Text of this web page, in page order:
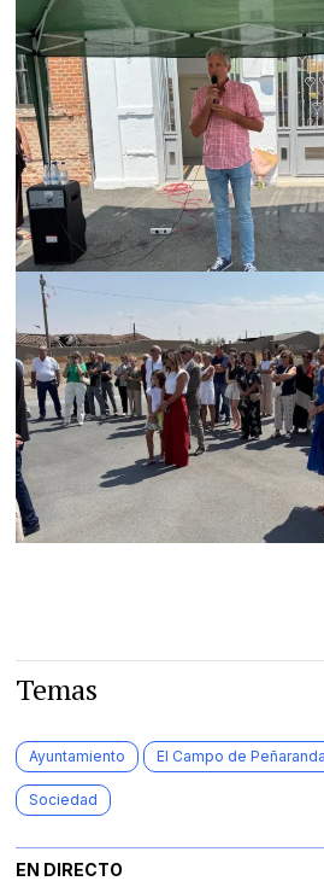
Temas
Ayuntamiento El Campo de Peñaranda
Sociedad
EN DIRECTO